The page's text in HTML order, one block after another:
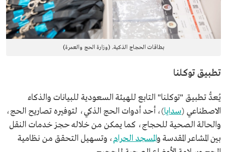
بطاقات الحجاج الذكية. (وزارة الحج والعمرة)
تطبيق توكلنا
يُعدُّ تطبيق "توكلنا" التابع للهيئة السعودية للبيانات والذكاء
الاصطناعي (سدايا)، أحد أدوات الحج الذكي، لتوفيره تصاريح الحج،
والحالة الصحية للحجاج، كما يمكن من خلاله حجز خدمات النقل
بين المشاعر المقدسة والمسجد الحرام، وتسهيل التحقق من نظامية